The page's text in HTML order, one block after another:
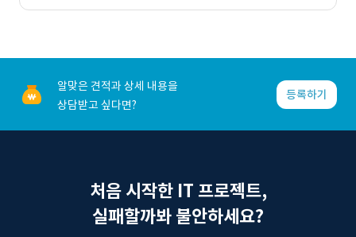
알맞은 견적과 상세 내용을
상담받고 싶다면?
등록하기
처음 시작한 IT 프로젝트,
실패할까봐 불안하세요?